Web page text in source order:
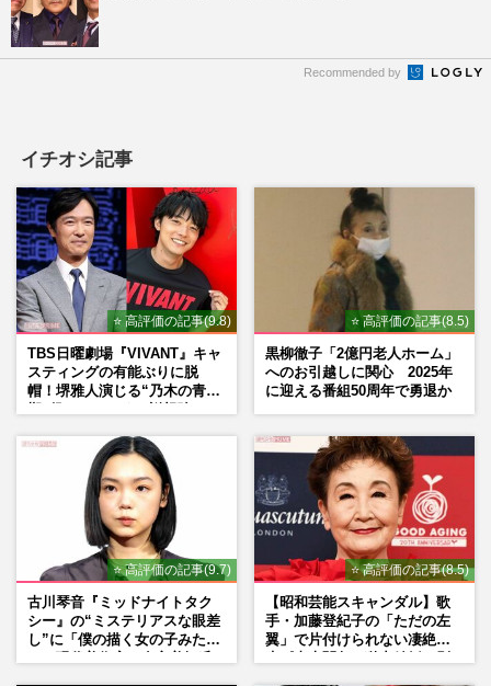
Recommended by
イチオシ記事
⭐ 高評価の記事(9.8)
TBS日曜劇場『VIVANT』キャ
スティングの有能ぶりに脱
帽！堺雅人演じる“乃木の青年
マン長男・櫻井海音だった
⭐ 高評価の記事(8.5)
黒柳徹子「2億円老人ホーム」
へのお引越しに関心 2025年
に迎える番組50周年で勇退か
⭐ 高評価の記事(9.7)
古川琴音『ミッドナイトタク
シー』の“ミステリアスな眼差
し”に「僕の描く女の子みた
⭐ 高評価の記事(8.5)
【昭和芸能スキャンダル】歌
手・加藤登紀子の「ただの左
翼」で片付けられない凄絶半